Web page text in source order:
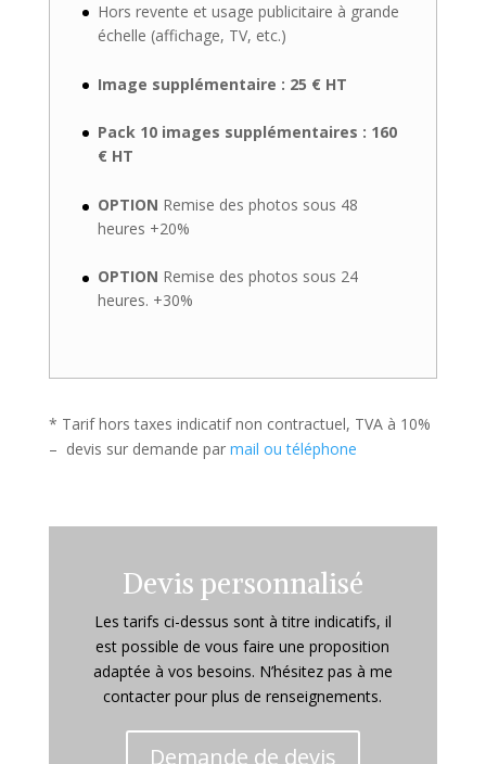
Hors revente et usage publicitaire à grande
échelle (affichage, TV, etc.)
Image supplémentaire : 25 € HT
Pack 10 images supplémentaires : 160
€ HT
OPTION Remise des photos sous 48
heures +20%
OPTION Remise des photos sous 24
heures. +30%
* Tarif hors taxes indicatif non contractuel, TVA à 10%
– devis sur demande par mail ou téléphone
Devis personnalisé
Les tarifs ci-dessus sont à titre indicatifs, il
est possible de vous faire une proposition
adaptée à vos besoins. N’hésitez pas à me
contacter pour plus de renseignements.
Demande de devis